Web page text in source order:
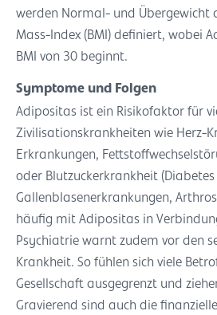
werden Normal- und Übergewicht
Mass-Index (BMI) definiert, wobei
BMI von 30 beginnt.
Symptome und Folgen
Adipositas ist ein Risikofaktor für
Zivilisationskrankheiten wie Herz-
Erkrankungen,
oder Blutzuckerkrankheit (Diabetes
Gallenblasenerkrankungen,
häufig mit Adipositas in
Psychiatrie warnt zudem vor den
Krankheit. So fühlen sich viele
Gesellschaft ausgegrenzt und
Gravierend sind auch die